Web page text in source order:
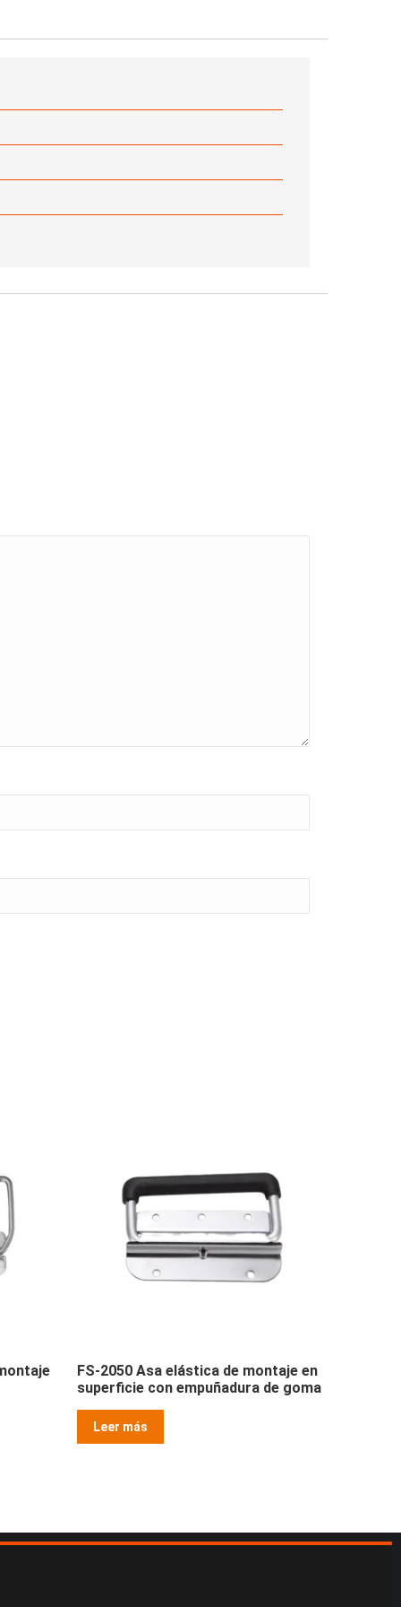
FS-2050 Asa elástica de montaje en
superficie con empuñadura de goma
Leer más